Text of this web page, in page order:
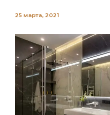
25 марта, 2021